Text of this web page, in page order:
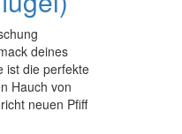
deines
ist die perfekte
Hauch von
neuen Pfiff